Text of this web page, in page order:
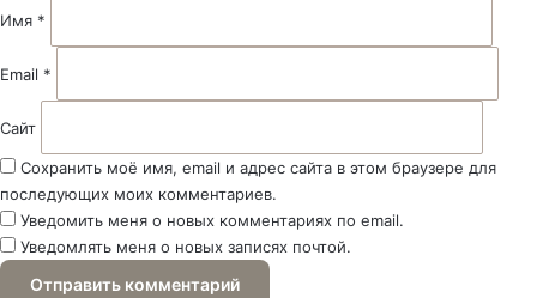
й
Имя *
Email *
Сайт
Сохранить моё имя, email и адрес сайта в этом браузере для
последующих моих комментариев.
Уведомить меня о новых комментариях по email.
Уведомлять меня о новых записях почтой.